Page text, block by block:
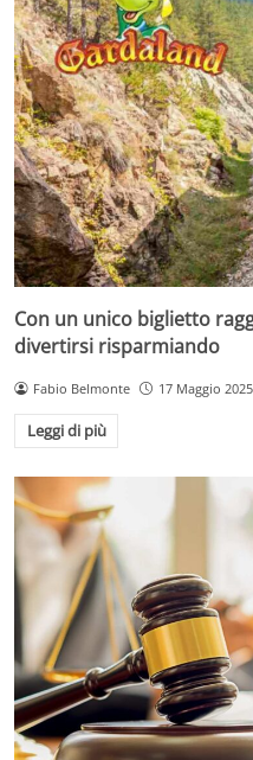
Con un unico biglietto
divertirsi risparmiando
Fabio Belmonte 17 Maggio 2025
Leggi di più